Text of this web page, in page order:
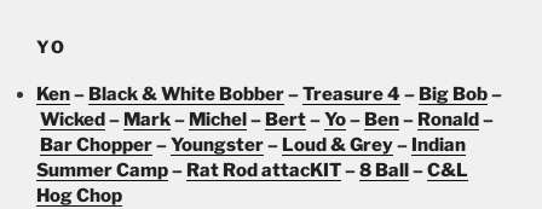
YO
Ken– Black & White Bobber–Treasure 4 – Big Bob–
Wicked – Mark– Michel – Bert–Yo– Ben– Ronald –
Bar Chopper–Youngster– Loud & Grey– Indian
Summer Camp– Rat Rod attacKIT–8 Ball –C&L
Hog Chop